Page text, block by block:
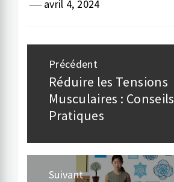
avril 4, 2024
Navigation
l’article
Précédent
Article
précédent:
Réduire les Tensions
Musculaires : Conseils
Pratiques
Suivant